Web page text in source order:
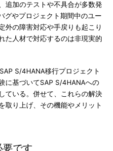
追加のテストや不具合が多数発
グやプロジェクト期間中のユー
外の障害対応や手戻りも起こり
た人材で対応するのは非現実的
S/4HANA移行プロジェクト
に基づいてSAP S/4HANAへの
ている。併せて、これらの解決
取り上げ、その機能やメリット
です